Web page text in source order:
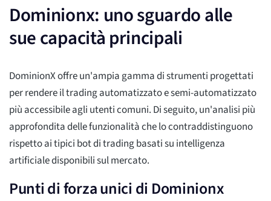
Dominionx: uno sguardo alle
sue capacità principali
DominionX offre un'ampia gamma di strumenti progettati
per rendere il trading automatizzato e semi-automatizzato
più accessibile agli utenti comuni. Di seguito, un'analisi più
approfondita delle funzionalità che lo contraddistinguono
rispetto ai tipici bot di trading basati su intelligenza
artificiale disponibili sul mercato.
Punti di forza unici di Dominionx